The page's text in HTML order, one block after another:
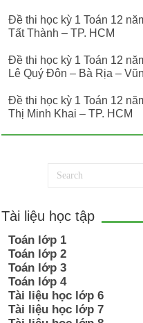
Đề thi học kỳ 1 Toán 12
Tất Thành – TP. HCM
Đề thi học kỳ 1 Toán 12
Lê Quý Đôn – Bà Rịa –
Đề thi học kỳ 1 Toán 12
Thị Minh Khai – TP. HCM
Tài liệu học tập
Toán lớp 1
Toán lớp 2
Toán lớp 3
Toán lớp 4
Tài liệu học lớp 6
Tài liệu học lớp 7